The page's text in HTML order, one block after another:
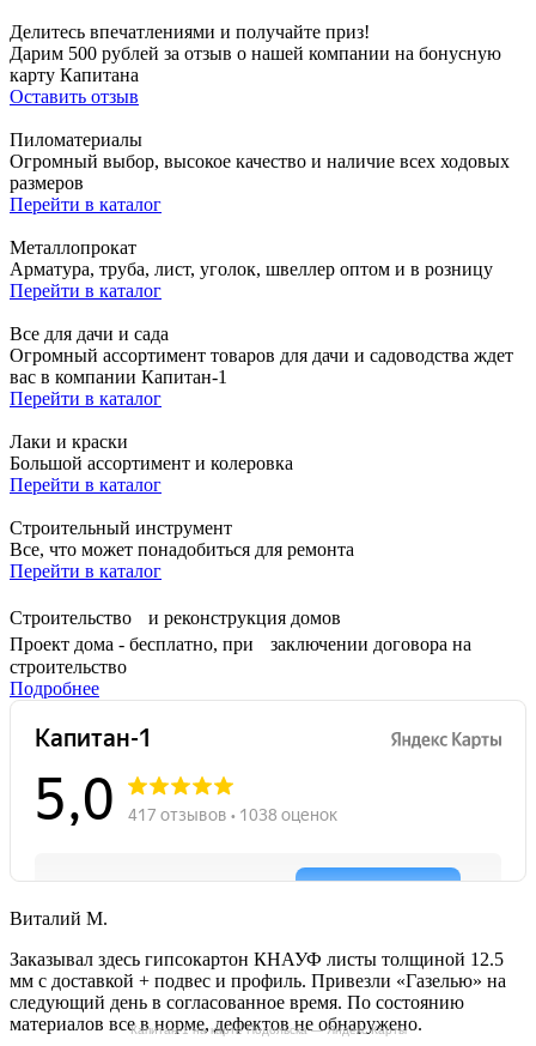
Делитесь впечатлениями и получайте приз!
Дарим 500 рублей за отзыв о нашей компании на бонусную
карту Капитана
Оставить отзыв
Пиломатериалы
Огромный выбор, высокое качество и наличие всех ходовых
размеров
Перейти в каталог
Металлопрокат
Арматура, труба, лист, уголок, швеллер оптом и в розницу
Перейти в каталог
Все для дачи и сада
Огромный ассортимент товаров для дачи и садоводства ждет
вас в компании Капитан-1
Перейти в каталог
Лаки и краски
Большой ассортимент и колеровка
Перейти в каталог
Строительный инструмент
Все, что может понадобиться для ремонта
Перейти в каталог
Строительство и реконструкция домов
Проект дома - бесплатно, при заключении договора на
строительство
Подробнее
Капитан-1 на карте Подольска — Яндекс Карты
Виталий М.
Заказывал здесь гипсокартон КНАУФ листы толщиной 12.5
мм с доставкой + подвес и профиль. Привезли «Газелью» на
следующий день в согласованное время. По состоянию
материалов все в норме, дефектов не обнаружено.